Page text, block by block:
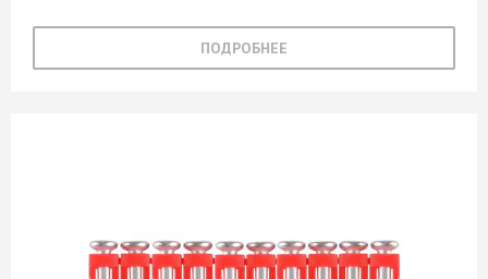
ПОДРОБНЕЕ